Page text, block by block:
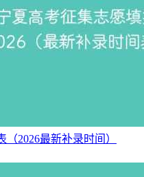
2026最新补录时间）